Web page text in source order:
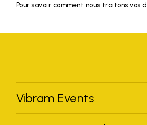
Pour savoir comment nous traitons vos
Vibram Events